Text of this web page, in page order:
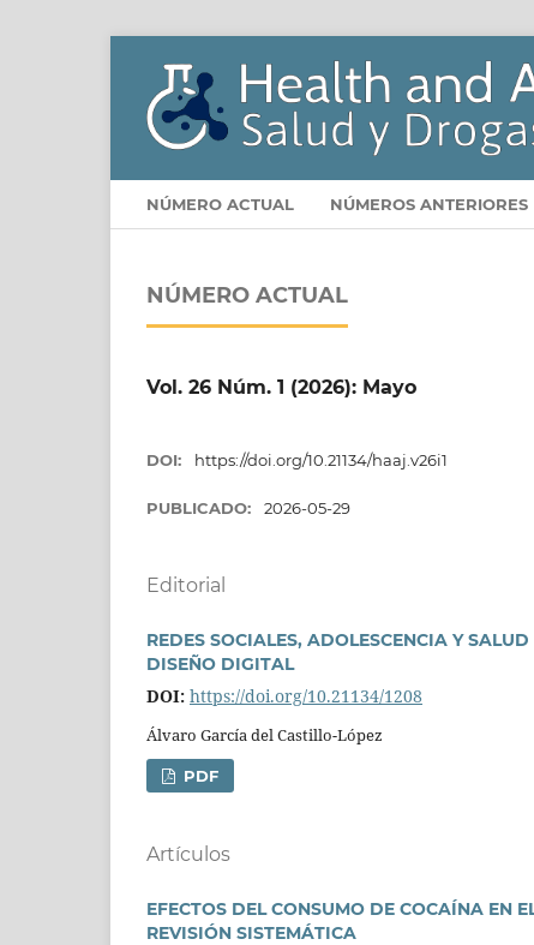
NÚMERO ACTUAL NÚMEROS ANTERIORES
NÚMERO ACTUAL
Vol. 26 Núm. 1 (2026): Mayo
DOI: https://doi.org/10.21134/haaj.v26i1
PUBLICADO: 2026-05-29
Editorial
REDES SOCIALES, ADOLESCENCIA Y
DISEÑO DIGITAL
DOI: https://doi.org/10.21134/1208
Álvaro Garcí­a del Castillo-López
PDF
Artí­culos
EFECTOS DEL CONSUMO DE COCAÍNA EN
REVISIÓN SISTEMÁTICA